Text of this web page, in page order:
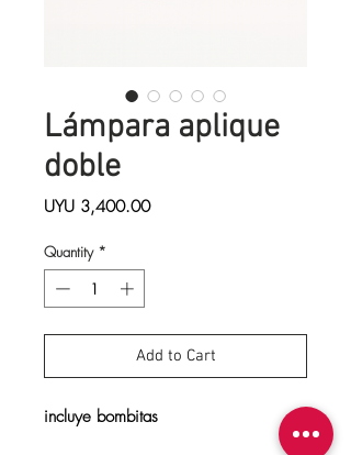
Lámpara aplique
doble
UYU 3,400.00Price
Quantity *
Add to Cart
incluye bombitas